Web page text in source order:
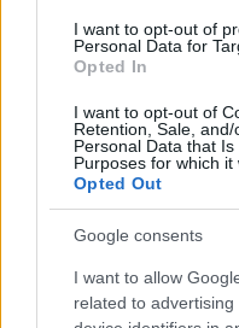
I want to opt-out of
Personal Data for
Opted In
I want to opt-out of
Retention, Sale,
Personal Data that
Purposes for which it
Opted Out
Google consents
I want to allow
related to
Szívszorító
helyszínéről: Egy